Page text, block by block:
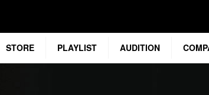
STORE PLAYLIST AUDITION